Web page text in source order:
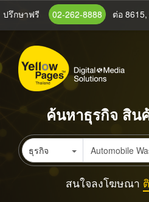
ข้าม
เนื้อหา
หลัก
ปรึกษาฟรี 02-262-8888 ต่อ
ค้นหาธุรกิจ สิน
ธุรกิจ
สนใจลงโฆษณา